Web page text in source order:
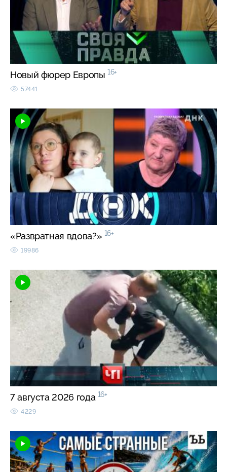
Новый фюрер Европы 16+
57441
«Развратная вдова?» 16+
19986
7 августа 2026 года 16+
4229